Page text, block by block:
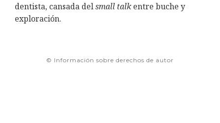
dentista, cansada delsmall talkentre buche y
exploración.
© Información sobre derechos de autor